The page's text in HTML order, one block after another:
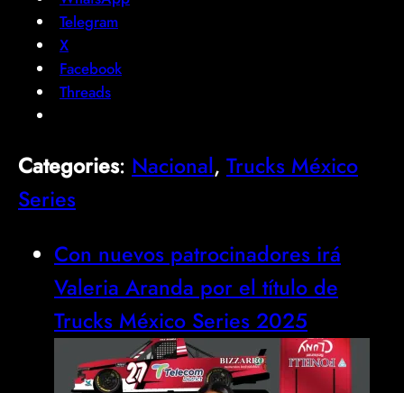
Telegram
X
Facebook
Threads
Categories: Nacional, Trucks México
Series
Con nuevos patrocinadores irá
Valeria Aranda por el título de
Trucks México Series 2025